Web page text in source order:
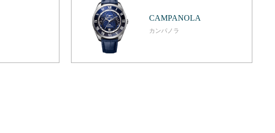
CAMPANOLA
カンパノラ